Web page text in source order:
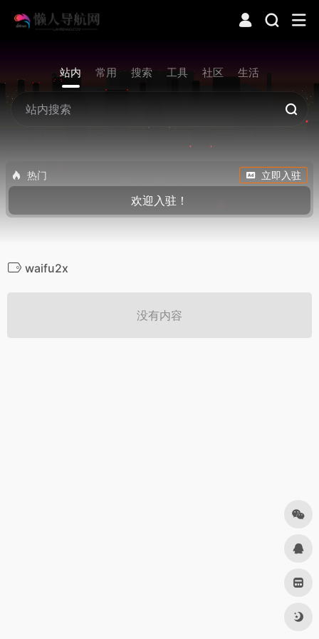
站内 常用 搜索 工具 社区 生活
热门 立即入驻
欢迎入驻！
waifu2x
没有内容